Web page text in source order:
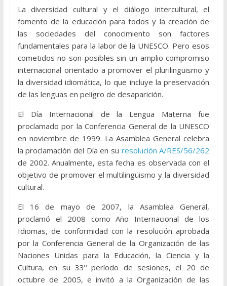
La diversidad cultural y el diálogo intercultural, el
fomento de la educación para todos y la creación de
las sociedades del conocimiento son factores
fundamentales para la labor de la UNESCO. Pero esos
cometidos no son posibles sin un amplio compromiso
internacional orientado a promover el plurilingüismo y
la diversidad idiomática, lo que incluye la preservación
de las lenguas en peligro de desaparición.
El Día Internacional de la Lengua Materna fue
proclamado por la Conferencia General de la UNESCO
en noviembre de 1999. La Asamblea General celebra
la proclamación del Día en su resolución A/RES/56/262
de 2002. Anualmente, esta fecha es observada con el
objetivo de promover el multilingüismo y la diversidad
cultural.
El 16 de mayo de 2007, la Asamblea General,
proclamó el 2008 como Año Internacional de los
Idiomas, de conformidad con la resolución aprobada
por la Conferencia General de la Organización de las
Naciones Unidas para la Educación, la Ciencia y la
Cultura, en su 33º período de sesiones, el 20 de
octubre de 2005, e invitó a la Organización de las